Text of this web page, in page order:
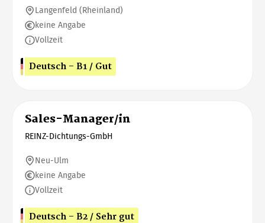
Langenfeld (Rheinland)
keine Angabe
Vollzeit
Deutsch - B1 / Gut
Sales-Manager/in
REINZ-Dichtungs-GmbH
Neu-Ulm
keine Angabe
Vollzeit
Deutsch - B2 / Sehr gut